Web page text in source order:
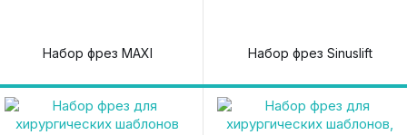
Набор фрез MAXI Набор фрез Sinuslift